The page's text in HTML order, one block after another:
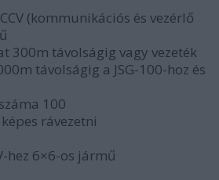
(kommunikációs és vezérlő
300m távolságig vagy vezeték
távolságig a JSG-100-hoz és
100
rávezetni
hez 6×6-os jármű